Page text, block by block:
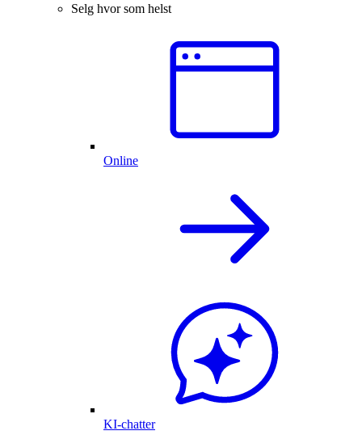
Selg hvor som helst
Online
KI-chatter